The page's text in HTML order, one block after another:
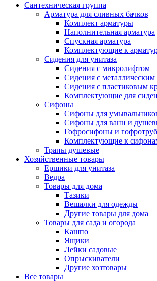
Сантехническая группа
Арматура для сливных бачков
Комплект арматуры
Наполнительная арматура
Спускная арматура
Комплектующие к
Сидения для унитаза
Сидения с микролифтом
Сидения с
Сидения с пластиковым
Комплектующие для
Сифоны
Сифоны для
Сифоны для ванн и
Гофросифоны и
Комплектующие к
Трапы душевые
Хозяйственные товары
Ершики для унитаза
Ведра
Товары для дома
Тазики
Вешалки для одежды
Другие товары для дома
Товары для сада и огорода
Кашпо
Ящики
Лейки садовые
Опрыскиватели
Другие хозтовары
Все товары